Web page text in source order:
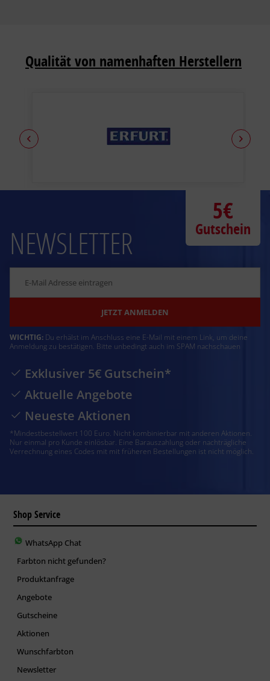
Qualität von namenhaften Herstellern
NEWSLETTER
JETZT ANMELDEN
WICHTIG: Du erhälst im Anschluss eine E-Mail mit einem Link, um deine
Anmeldung zu bestätigen. Bitte unbedingt auch im SPAM nachschauen
Exklusiver 5€ Gutschein*
Aktuelle Angebote
Neueste Aktionen
*Mindestbestellwert 100 Euro. Nicht kombinierbar mit anderen Aktionen.
Nur einmal pro Kunde einlösbar. Eine Barauszahlung oder nachträgliche
Verrechnung eines Codes mit mit früheren Bestellungen ist nicht möglich.
5€
Gutschein
Shop Service
WhatsApp Chat
Farbton nicht gefunden?
Produktanfrage
Angebote
Gutscheine
Aktionen
Wunschfarbton
Newsletter